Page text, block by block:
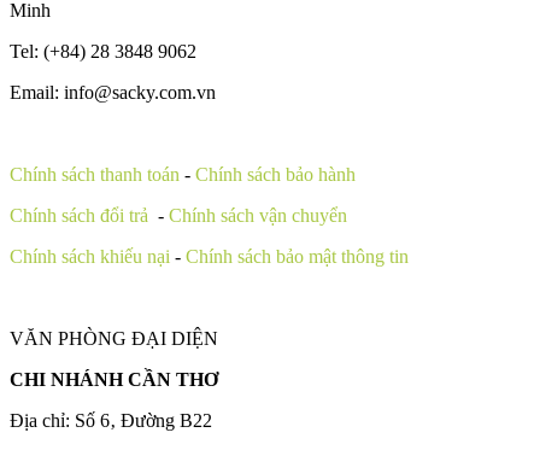
Minh
Tel: (+84) 28 3848 9062
Email: info@sacky.com.vn
Chính sách thanh toán - Chính sách bảo hành
Chính sách đổi trả - Chính sách vận chuyển
Chính sách khiếu nại - Chính sách bảo mật thông tin
VĂN PHÒNG ĐẠI DIỆN
CHI NHÁNH CẦN THƠ
Địa chỉ: Số 6‚ Đường B22